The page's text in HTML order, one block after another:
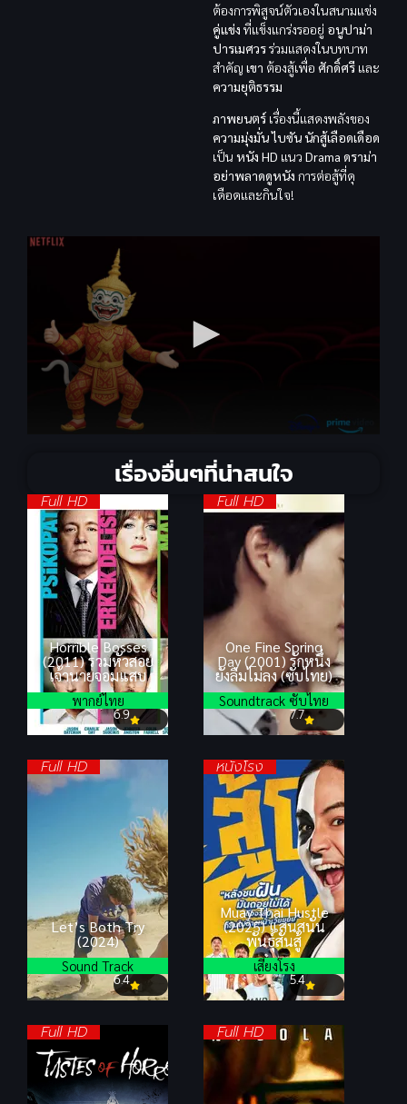
ต้องการพิสูจน์ตัวเองในสนามแข่ง
คู่แข่ง ที่แข็งแกร่งรออยู่ อนูปาม่า
ปารเมศวรร่วมแสดงในบทบาท
สำคัญ เขา ต้องสู้เพื่อ ศักดิ์ศรี และ
ความยุติธรรม
ภาพยนตร์ เรื่องนี้แสดงพลังของ
ความมุ่งมั่นไบซัน นักสู้เลือดเดือด
เป็น หนัง HD แนว Drama ดราม่า
อย่าพลาดดูหนัง การต่อสู้ที่ดุ
เดือดและกินใจ!
เรื่องอื่นๆที่น่าสนใจ
Full HD
Horrible Bosses
(2011) รวมหัวสอย
เจ้านายจอมแสบ
6.9
พากย์ไทย
Full HD
One Fine Spring
Day (2001) รักหนึ่ง
ยังลืมไม่ลง (ซับไทย)
7.7
Soundtrack ซับไทย
Full HD
Let’s Both Try
(2024)
6.4
Sound Track
หนังโรง
Muay Thai Hustle
(2025) แสนสนั่น
พันธุ์สั่นสู้
5.4
เสียงโรง
Full HD Full HD